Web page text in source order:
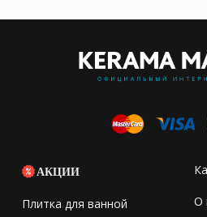
АКЦИИ
Плитка для ванной О